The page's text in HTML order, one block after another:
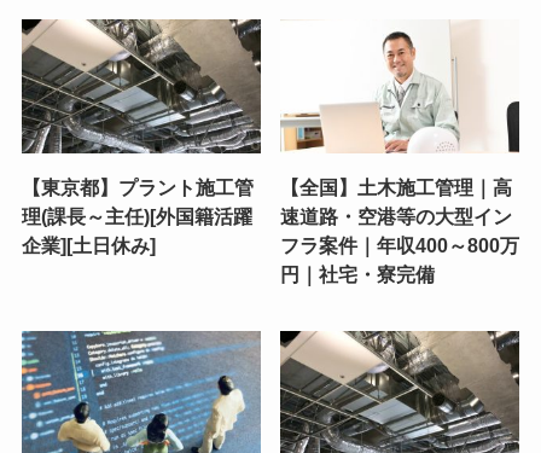
【東京都】プラント施工管
理(課長～主任)[外国籍活躍
企業][土日休み]
【全国】土木施工管理｜高
速道路・空港等の大型イン
フラ案件｜年収400～800万
円｜社宅・寮完備